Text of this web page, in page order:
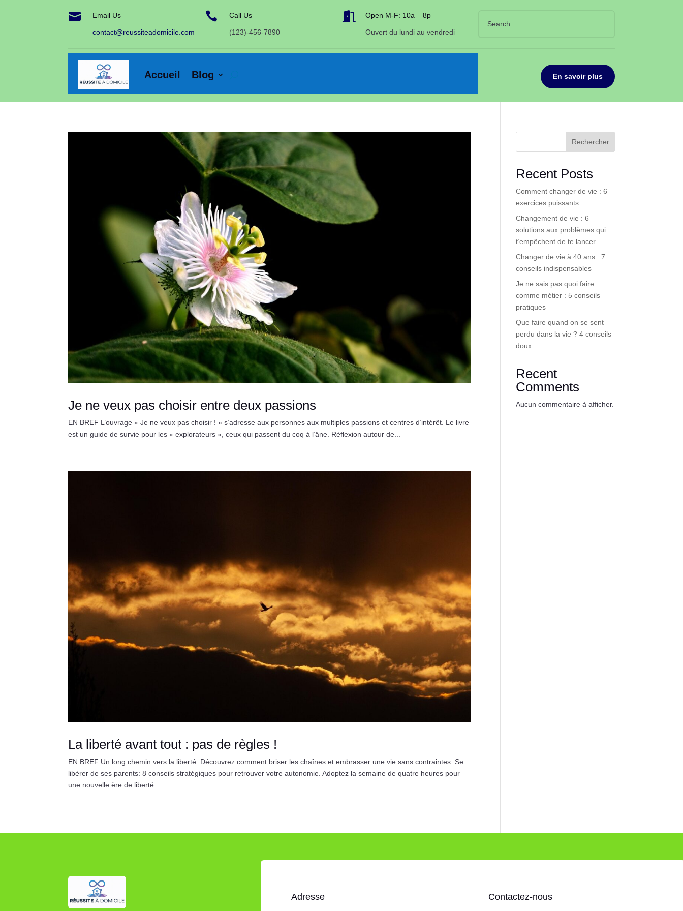
 Email Us
contact@reussiteadomicile.com
 Call Us
(123)-456-7890
 Open M-F: 10a – 8p
Ouvert du lundi au vendredi
Accueil Blog En savoir plus
Je ne veux pas choisir entre deux passions
EN BREF L’ouvrage « Je ne veux pas choisir ! » s’adresse aux personnes aux multiples passions et centres d’intérêt. Le livre
est un guide de survie pour les « explorateurs », ceux qui passent du coq à l’âne. Réflexion autour de...
La liberté avant tout : pas de règles !
EN BREF Un long chemin vers la liberté: Découvrez comment briser les chaînes et embrasser une vie sans contraintes. Se
libérer de ses parents: 8 conseils stratégiques pour retrouver votre autonomie. Adoptez la semaine de quatre heures pour
une nouvelle ère de liberté...
Rechercher
Recent Posts
Comment changer de vie : 6
exercices puissants
Changement de vie : 6
solutions aux problèmes qui
t’empêchent de te lancer
Changer de vie à 40 ans : 7
conseils indispensables
Je ne sais pas quoi faire
comme métier : 5 conseils
pratiques
Que faire quand on se sent
perdu dans la vie ? 4 conseils
doux
Recent
Comments
Aucun commentaire à afficher.
Adresse Contactez-nous